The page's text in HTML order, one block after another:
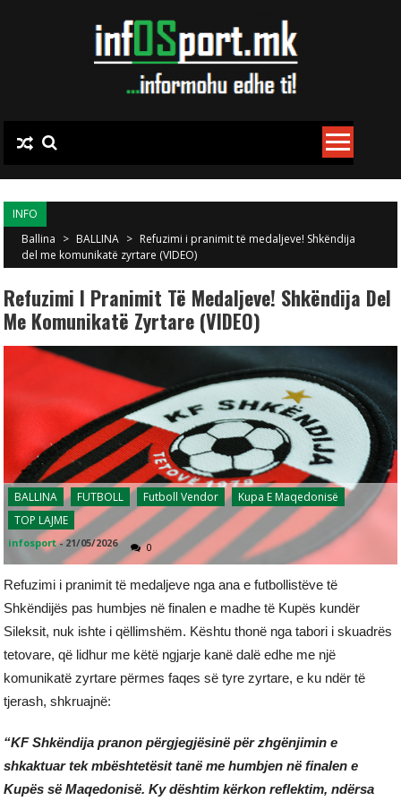
INFO
Ballina > BALLINA > Refuzimi i pranimit të medaljeve! Shkëndija
del me komunikatë zyrtare (VIDEO)
Refuzimi I Pranimit Të Medaljeve! Shkëndija Del
Me Komunikatë Zyrtare (VIDEO)
BALLINA FUTBOLL Futboll Vendor
Kupa E Maqedonisë
TOP LAJME
infosport -21/05/2026 0
Refuzimi i pranimit të medaljeve nga ana e futbollistëve të
Shkëndijës pas humbjes në finalen e madhe të Kupës kundër
Sileksit, nuk ishte i qëllimshëm. Kështu thonë nga tabori i skuadrës
tetovare, që lidhur me këtë ngjarje kanë dalë edhe me një
komunikatë zyrtare përmes faqes së tyre zyrtare, e ku ndër të
tjerash, shkruajnë:
“KF Shkëndija pranon përgjegjësinë për zhgënjimin e
shkaktuar tek mbështetësit tanë me humbjen në finalen e
Kupës së Maqedonisë. Ky dështim kërkon reflektim, ndërsa